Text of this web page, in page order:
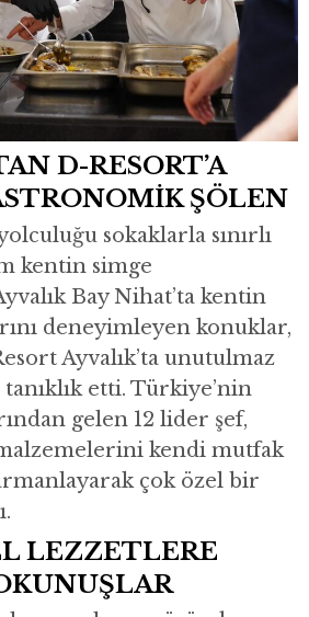
D-RESORT’A
ŞÖLEN
sokaklarla sınırlı
kentin simge
Bay Nihat’ta kentin
deneyimleyen konuklar,
Ayvalık’ta unutulmaz
etti. Türkiye’nin
gelen 12 lider şef,
malzemelerini kendi mutfak
çok özel bir
LEZZETLERE